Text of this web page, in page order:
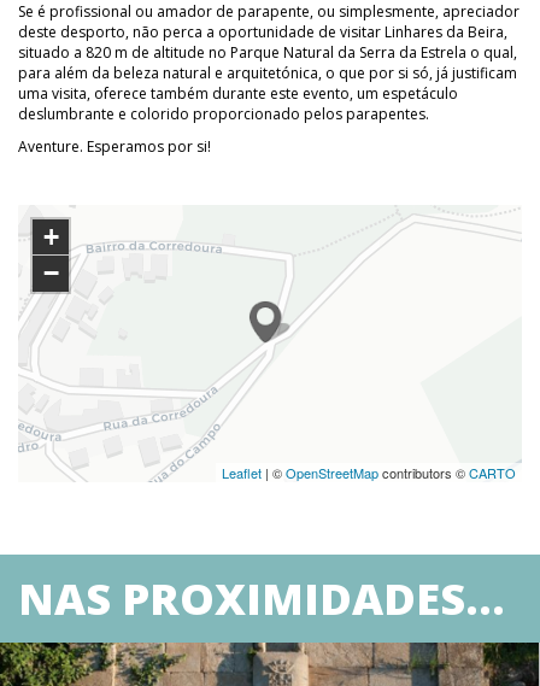
Se é profissional ou amador de parapente, ou simplesmente, apreciador
deste desporto, não perca a oportunidade de visitar Linhares da Beira,
situado a 820 m de altitude no Parque Natural da Serra da Estrela o qual,
para além da beleza natural e arquitetónica, o que por si só, já justificam
uma visita, oferece também durante este evento, um espetáculo
deslumbrante e colorido proporcionado pelos parapentes.
Aventure. Esperamos por si!
+
−
Leaflet | ©OpenStreetMapcontributors ©CARTO
NAS PROXIMIDADES...